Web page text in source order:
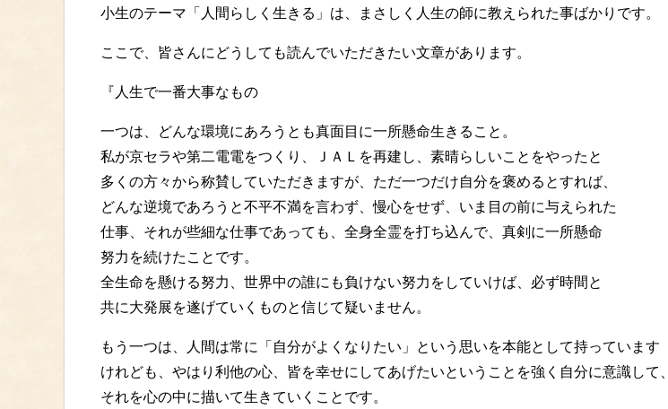
小生のテーマ「人間らしく生きる」は、まさしく人生の師に教えられた事ばかりです。
ここで、皆さんにどうしても読んでいただきたい文章があります。
『人生で一番大事なもの
一つは、どんな環境にあろうとも真面目に一所懸命生きること。
私が京セラや第二電電をつくり、ＪＡＬを再建し、素晴らしいことをやったと
多くの方々から称賛していただきますが、ただ一つだけ自分を褒めるとすれば、
どんな逆境であろうと不平不満を言わず、慢心をせず、いま目の前に与えられた
仕事、それが些細な仕事であっても、全身全霊を打ち込んで、真剣に一所懸命
努力を続けたことです。
全生命を懸ける努力、世界中の誰にも負けない努力をしていけば、必ず時間と
共に大発展を遂げていくものと信じて疑いません。
もう一つは、人間は常に「自分がよくなりたい」という思いを本能として持っています
けれども、やはり利他の心、皆を幸せにしてあげたいということを強く自分に意識して、
それを心の中に描いて生きていくことです。